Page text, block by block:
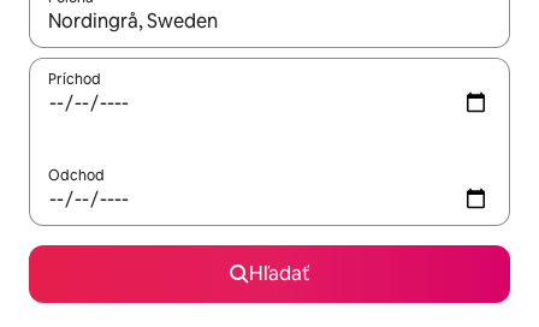
Keď budú výsledky k dispozícii, môžete si ich prechádzať
Príchod
Odchod
Hľadať